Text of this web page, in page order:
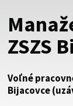
Táto stránka
cez
vždy začína
ZSZS
Voľné
Bijacovce